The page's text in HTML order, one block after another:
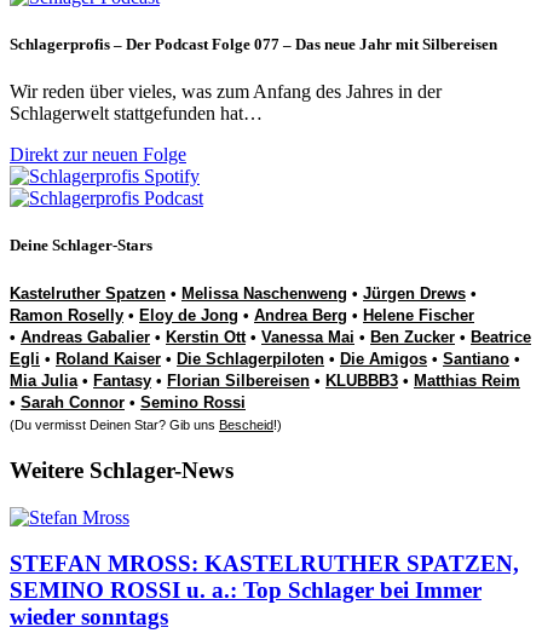
Schlagerprofis – Der Podcast Folge 077 – Das neue Jahr mit Silbereisen
Wir reden über vieles, was zum Anfang des Jahres in der
Schlagerwelt stattgefunden hat…
Direkt zur neuen Folge
Deine Schlager-Stars
Kastelruther Spatzen • Melissa Naschenweng • Jürgen Drews •
Ramon Roselly • Eloy de Jong • Andrea Berg • Helene Fischer
• Andreas Gabalier • Kerstin Ott• Vanessa Mai • Ben Zucker • Beatrice
Egli • Roland Kaiser • Die Schlagerpiloten • Die Amigos • Santiano •
Mia Julia• Fantasy • Florian Silbereisen • KLUBBB3 • Matthias Reim
• Sarah Connor • Semino Rossi
(Du vermisst Deinen Star? Gib uns Bescheid!)
Weitere Schlager-News
STEFAN MROSS: KASTELRUTHER SPATZEN,
SEMINO ROSSI u. a.: Top Schlager bei Immer
wieder sonntags